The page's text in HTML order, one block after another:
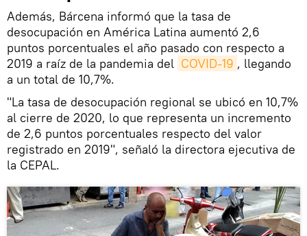
Además, Bárcena informó que la tasa de
desocupación en América Latina aumentó 2,6
puntos porcentuales el año pasado con respecto a
2019 a raíz de la pandemia del COVID-19 , llegando
a un total de 10,7%.
"La tasa de desocupación regional se ubicó en 10,7%
al cierre de 2020, lo que representa un incremento
de 2,6 puntos porcentuales respecto del valor
registrado en 2019", señaló la directora ejecutiva de
la CEPAL.